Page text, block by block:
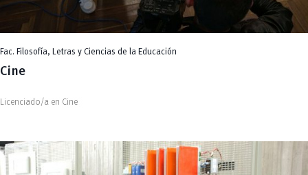
Fac. Filosofía, Letras y Ciencias de la Educación
Cine
Licenciado/a en Cine